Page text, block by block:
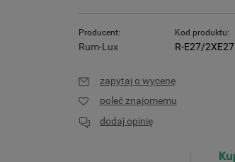
Producent:
Rum-Lux
Kod produktu:
R-E27/2XE27
zapytaj o wycenę
poleć znajomemu
dodaj opinię